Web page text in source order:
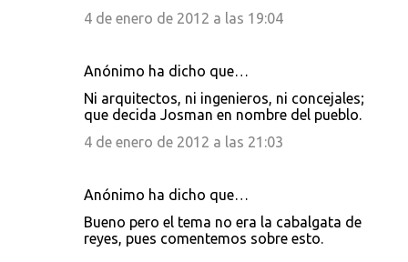
4 de enero de 2012 a las 19:04
Anónimo ha dicho que…
Ni arquitectos, ni ingenieros, ni concejales;
que decida Josman en nombre del pueblo.
4 de enero de 2012 a las 21:03
Anónimo ha dicho que…
Bueno pero el tema no era la cabalgata de
reyes, pues comentemos sobre esto.